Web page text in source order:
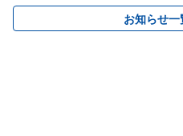
お知らせ一